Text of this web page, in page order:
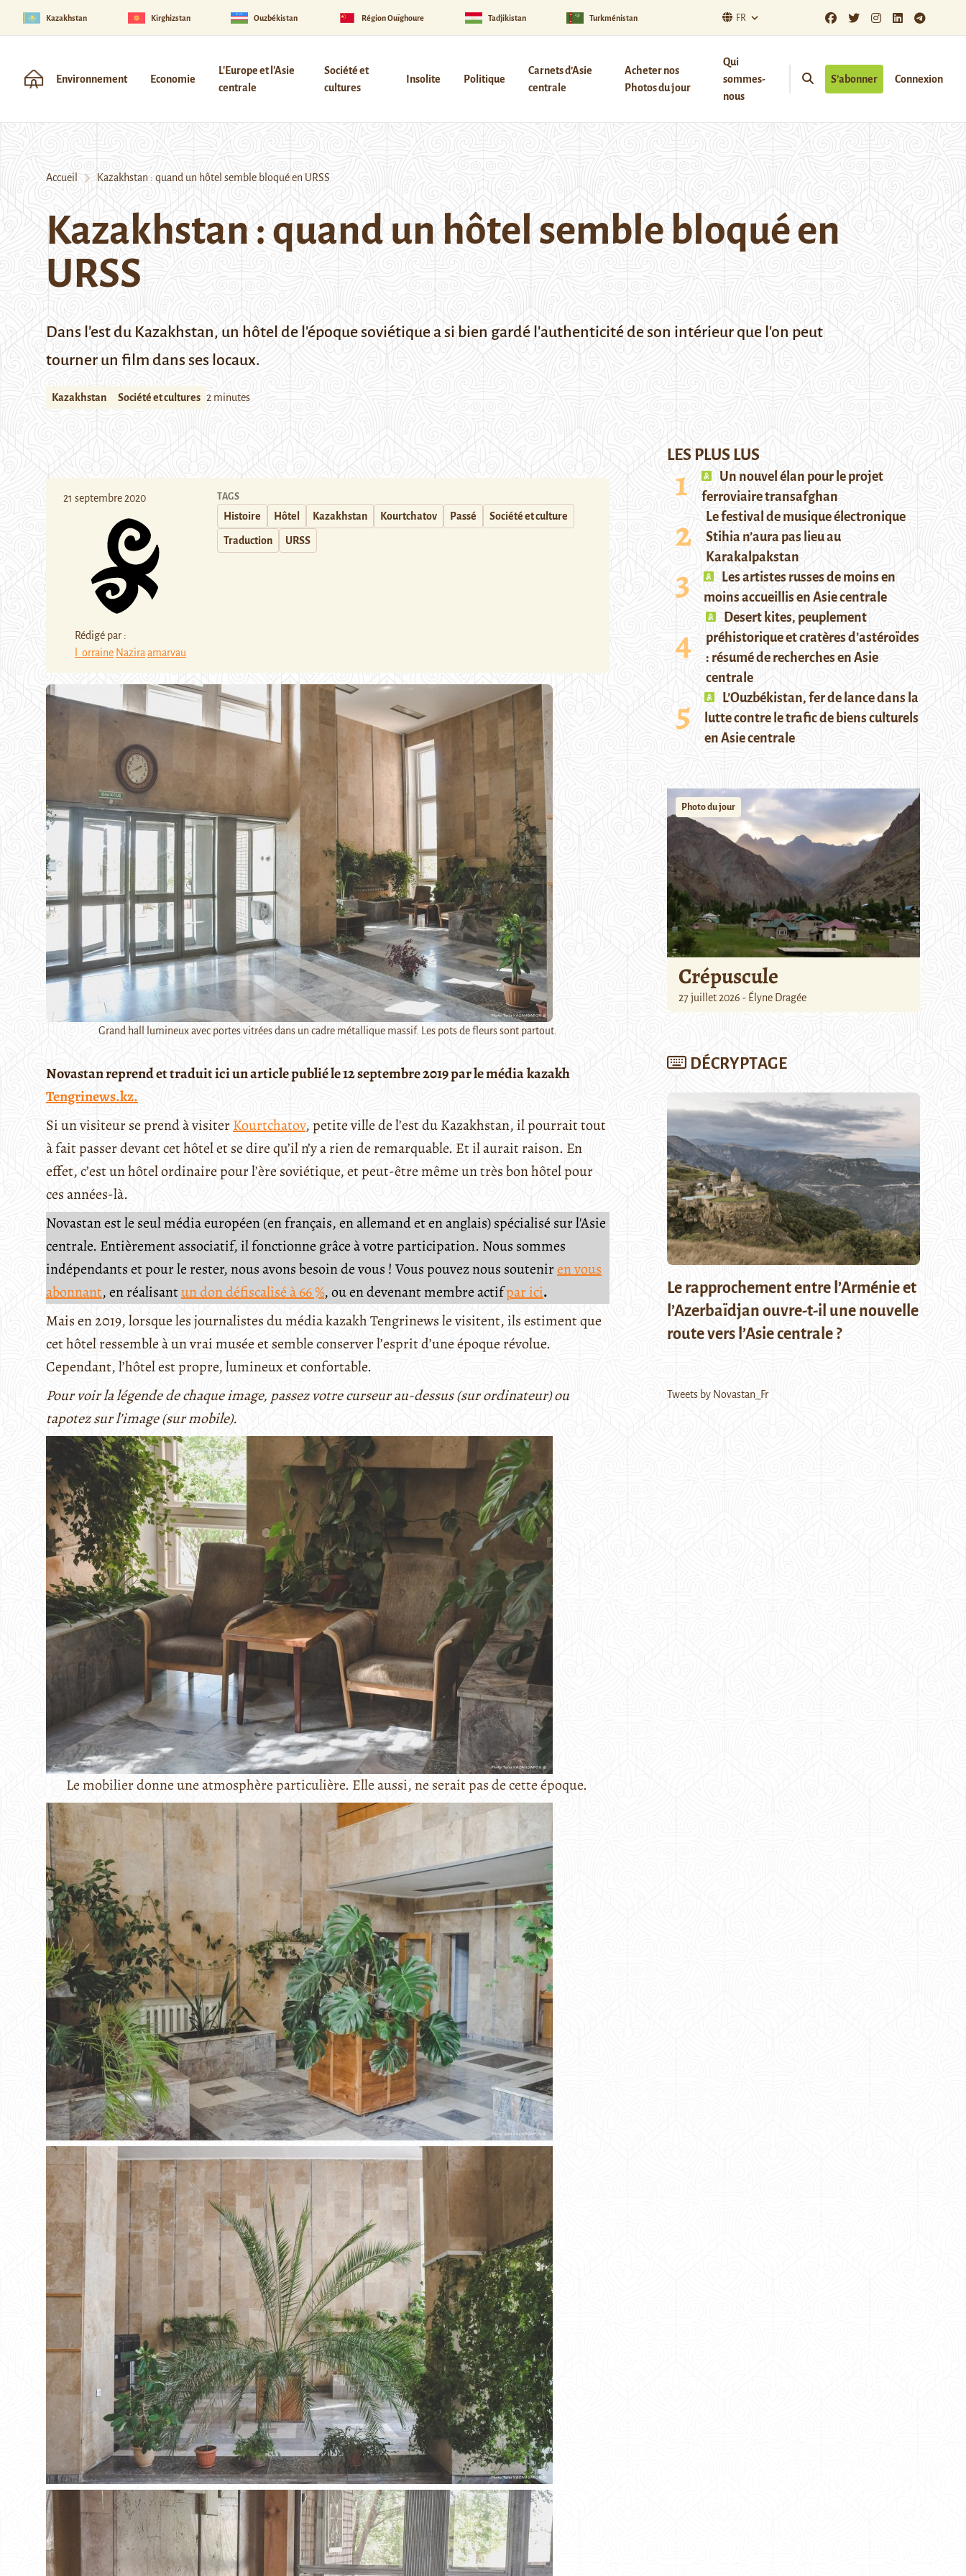
Kazakhstan Kirghizstan Ouzbékistan Région Ouïghoure Tadjikistan Turkménistan FR
Environnement Economie
L'Europe et l'Asie
centrale
Société et
cultures
Insolite Politique
Carnets d’Asie
centrale
Acheter nos
Photos du jour
Qui
sommes-
nous
S’abonner Connexion
Accueil Kazakhstan : quand un hôtel semble bloqué en URSS
Kazakhstan : quand un hôtel semble bloqué en
URSS
Dans l'est du Kazakhstan, un hôtel de l'époque soviétique a si bien gardé l'authenticité de son intérieur que l'on peut
tourner un film dans ses locaux.
Kazakhstan Société et cultures 2 minutes
21 septembre 2020
Rédigé par :
l_orraine Nazira amarvau
TAGS
Histoire Hôtel Kazakhstan Kourtchatov Passé Société et culture
Traduction URSS
Grand hall lumineux avec portes vitrées dans un cadre métallique massif. Les pots de fleurs sont partout.
Novastan reprend et traduit ici un article publié le 12 septembre 2019 par le médiakazakh
Tengrinews.kz.
Si un visiteur se prend à visiterKourtchatov, petite ville de l’est du Kazakhstan, il pourrait tout
à fait passer devant cet hôtel et se dire qu’il n’y a rien de remarquable. Et il aurait raison. En
effet, c’est un hôtel ordinaire pour l’ère soviétique, et peut-être même un très bon hôtel pour
ces années-là.
Novastan est le seul média européen (en français, en allemand et en anglais) spécialisé sur l'Asie
centrale. Entièrement associatif, il fonctionne grâce à votre participation. Nous sommes
indépendants et pour le rester, nous avons besoin de vous ! Vous pouvez nous souteniren vous
abonnant, en réalisantun don défiscalisé à 66 %, ou en devenant membre actifpar ici.
Mais en 2019, lorsque les journalistes du média kazakh Tengrinews le visitent, ils estiment que
cet hôtel ressemble à un vrai musée et semble conserver l’esprit d’une époque révolue.
Cependant, l’hôtel est propre, lumineux et confortable.
Pour voir la légende de chaque image, passez votre curseur au-dessus (sur ordinateur) ou
tapotez sur l’image (sur mobile).
Le mobilier donne une atmosphère particulière. Elle aussi, ne serait pas de cette époque.
LES PLUS LUS
Un nouvel élan pour le projet
ferroviaire transafghan
Le festival de musique électronique
Stihia n’aura pas lieu au
Karakalpakstan
Les artistes russes de moins en
moins accueillis en Asie centrale
Desert kites, peuplement
préhistorique et cratères d’astéroïdes
: résumé de recherches en Asie
centrale
L’Ouzbékistan, fer de lance dans la
lutte contre le trafic de biens culturels
en Asie centrale
Photo du jour
Crépuscule
27 juillet 2026 - Élyne Dragée
DÉCRYPTAGE
Le rapprochement entre l’Arménie et
l’Azerbaïdjan ouvre-t-il une nouvelle
route vers l’Asie centrale ?
Tweets by Novastan_Fr